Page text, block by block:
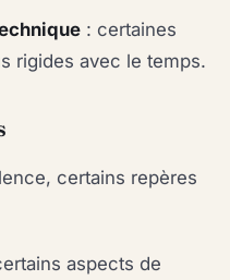
: certaines
rigides avec le temps.
certains repères
aspects de